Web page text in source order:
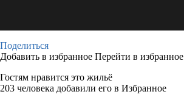
Поделиться
Добавить в избранное Перейти в избранное
Гостям нравится это жильё
203 человека добавили его в Избранное